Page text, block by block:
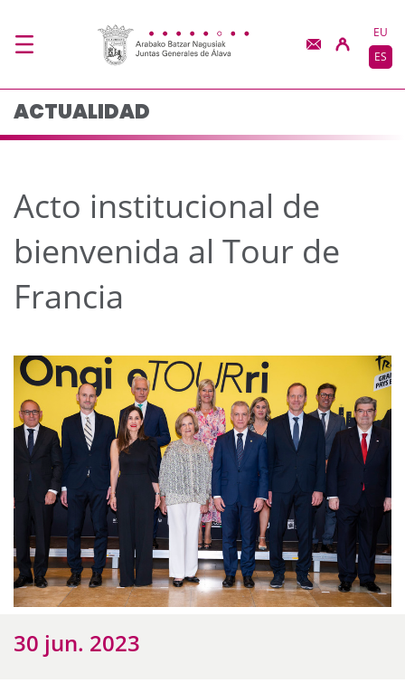
Acto institucional de
EU
ES
ACTUALIDAD
Acto institucional de
bienvenida al Tour de
Francia
30 jun. 2023